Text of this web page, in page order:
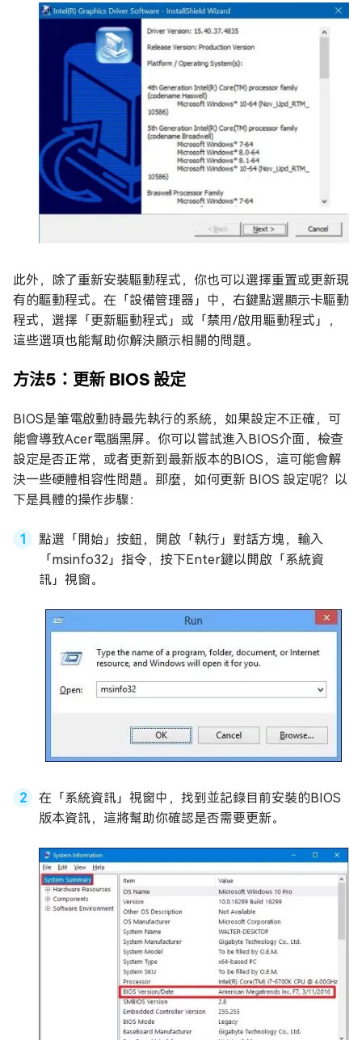
此外，除了重新安裝驅動程式，你也可以選擇重置或更新現
有的驅動程式。在「設備管理器」中，右鍵點選顯示卡驅動
程式，選擇「更新驅動程式」或「禁用/啟用驅動程式」，
這些選項也能幫助你解決顯示相關的問題。
方法5：更新 BIOS 設定
BIOS是筆電啟動時最先執行的系統，如果設定不正確，可
能會導致Acer電腦黑屏。你可以嘗試進入BIOS介面，檢查
設定是否正常，或者更新到最新版本的BIOS，這可能會解
決一些硬體相容性問題。那麼，如何更新 BIOS 設定呢？以
下是具體的操作步驟：
點選「開始」按鈕，開啟「執行」對話方塊，輸入
「msinfo32」指令，按下Enter鍵以開啟「系統資
訊」視窗。
在「系統資訊」視窗中，找到並記錄目前安裝的BIOS
版本資訊，這將幫助你確認是否需要更新。